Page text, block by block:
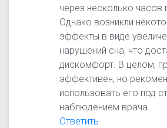
через несколько часов
Однако возникли
эффекты в виде
нарушений сна, что
дискомфорт. В целом,
эффективен, но
использовать его под
наблюдением врача.
Ответить